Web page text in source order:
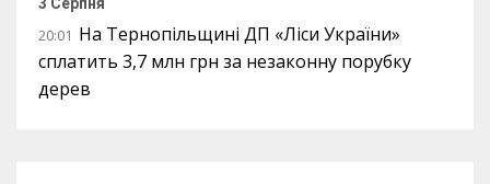
20:01 На Тернопільщині ДП «Ліси України»
сплатить 3,7 млн грн за незаконну порубку
дерев